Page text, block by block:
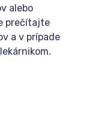
alebo
prečítajte
a v prípade